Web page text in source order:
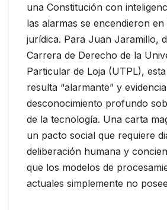
una Constitución con
las alarmas se encendieron
jurídica. Para Juan Jaramillo,
Carrera de Derecho de la
Particular de Loja (UTPL),
resulta “alarmante” y
desconocimiento profundo
de la tecnología. Una carta
un pacto social que requiere
deliberación humana y
que los modelos de
actuales simplemente no